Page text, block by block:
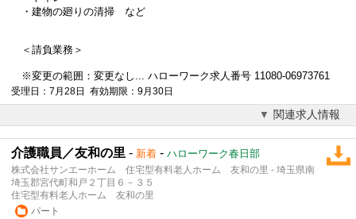
・建物の廻りの清掃 など
＜請負業務＞
※変更の範囲：変更なし... ハローワーク求人番号 11080-06973761
受理日：7月28日 有効期限：9月30日
関連求人情報
介護職員／友和の里 - 新着 - ハローワーク春日部
株式会社サンエーホーム 住宅型有料老人ホーム 友和の里 - 埼玉県南
埼玉郡宮代町和戸２丁目６－３５
住宅型有料老人ホーム 友和の里
パート